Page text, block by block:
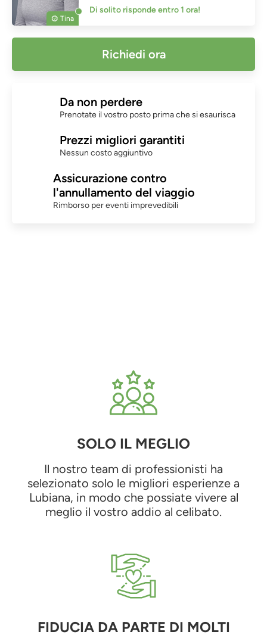
Tina
Di solito risponde entro 1 ora!
Richiedi ora
Da non perdere
Prenotate il vostro posto prima che si esaurisca
Prezzi migliori garantiti
Nessun costo aggiuntivo
Assicurazione contro
l'annullamento del viaggio
Rimborso per eventi imprevedibili
SOLO IL MEGLIO
Il nostro team di professionisti ha
selezionato solo le migliori esperienze a
Lubiana, in modo che possiate vivere al
meglio il vostro addio al celibato.
FIDUCIA DA PARTE DI MOLTI